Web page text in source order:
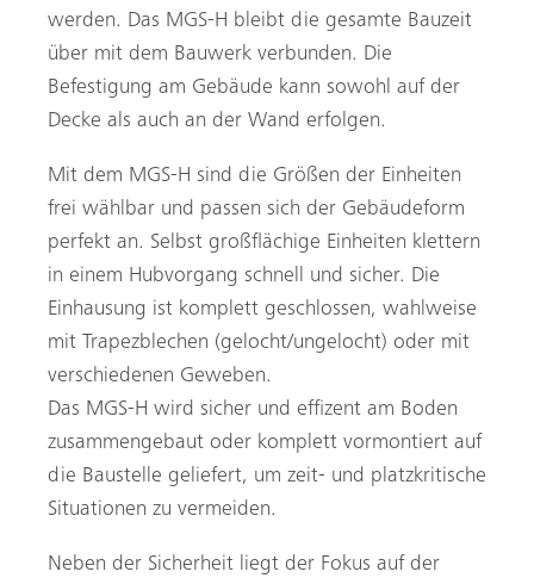
werden. Das MGS-H bleibt die gesamte Bauzeit
über mit dem Bauwerk verbunden. Die
Befestigung am Gebäude kann sowohl auf der
Decke als auch an der Wand erfolgen.
Mit dem MGS-H sind die Größen der Einheiten
frei wählbar und passen sich der Gebäudeform
perfekt an. Selbst großflächige Einheiten klettern
in einem Hubvorgang schnell und sicher. Die
Einhausung ist komplett geschlossen, wahlweise
mit Trapezblechen (­gelocht/ungelocht) oder mit
verschiedenen Geweben.
Das MGS-H wird sicher und effizent am Boden
zusammengebaut oder komplett vormontiert auf
die Baustelle geliefert, um zeit- und platzkritische
Situationen zu vermeiden.
Neben der Sicherheit liegt der Fokus auf der